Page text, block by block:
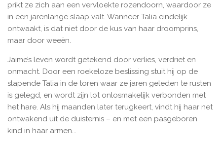
prikt ze zich aan een vervloekte rozendoorn, waardoor ze
in een jarenlange slaap valt. Wanneer Talia eindelijk
ontwaakt, is dat niet door de kus van haar droomprins,
maar door weeën.
Jaime’s leven wordt getekend door verlies, verdriet en
onmacht. Door een roekeloze beslissing stuit hij op de
slapende Talia in de toren waar ze jaren geleden te rusten
is gelegd, en wordt zijn lot onlosmakelijk verbonden met
het hare. Als hij maanden later terugkeert, vindt hij haar net
ontwakend uit de duisternis – en met een pasgeboren
kind in haar armen...